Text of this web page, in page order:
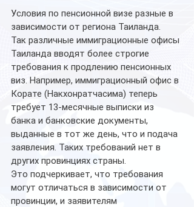
Условия по пенсионной визе разные в
зависимости от региона Таиланда.
Так различные иммиграционные офисы
Таиланда вводят более строгие
требования к продлению пенсионных
виз. Например, иммиграционный офис в
Корате (Накхонратчасима) теперь
требует 13-месячные выписки из
банка и банковские документы,
выданные в тот же день, что и подача
заявления. Таких требований нет в
других провинциях страны.
Это подчеркивает, что требования
могут отличаться в зависимости от
провинции, и заявителям